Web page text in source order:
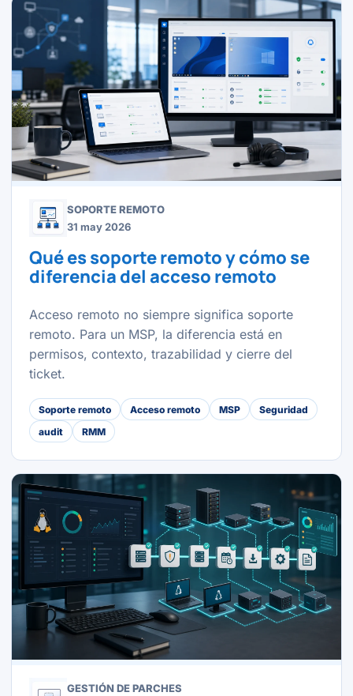
SOPORTE REMOTO
31 may 2026
Qué es soporte remoto y cómo se
diferencia del acceso remoto
Acceso remoto no siempre significa soporte
remoto. Para un MSP, la diferencia está en
permisos, contexto, trazabilidad y cierre del
ticket.
Soporte remoto Acceso remoto MSP
Seguridad
audit
RMM
GESTIÓN DE PARCHES